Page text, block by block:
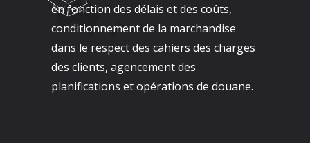
en fonction des délais et des coûts,
conditionnement de la marchandise
dans le respect des cahiers des charges
des clients, agencement des
planifications et opérations de douane.